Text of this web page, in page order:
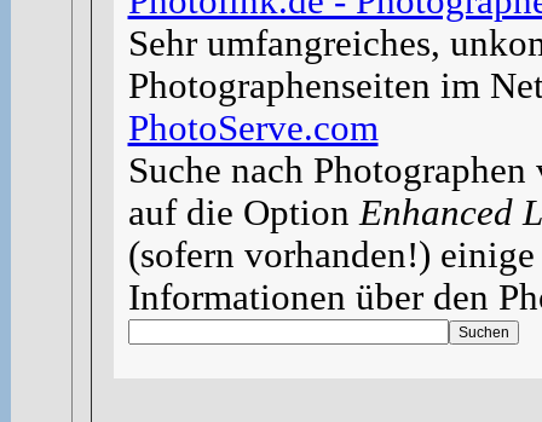
Sehr umfangreiches,
Photographenseiten im
PhotoServe.com
Suche nach
auf die OptionEnhanced
(sofern vorhanden!)
Informationen über den